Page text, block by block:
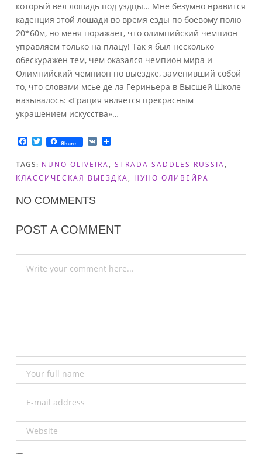
который вел лошадь под уздцы… Мне безумно нравится
каденция этой лошади во время езды по боевому полю
20*60м, но меня поражает, что олимпийский чемпион
управляем только на плацу! Так я был несколько
обескуражен тем, чем оказался чемпион мира и
Олимпийский чемпион по выездке, заменивший собой
то, что словами мсье де ла Гериньера в Высшей Школе
называлось: «Грация является прекрасным
украшением искусства»…
F
c
e
b
o
k
T
w
i
t
t
r
Share V
TAGS: NUNO OLIVEIRA, STRADA SADDLES RUSSIA,
КЛАССИЧЕСКАЯ ВЫЕЗДКА, НУНО ОЛИВЕЙРА
NO COMMENTS
POST A COMMENT